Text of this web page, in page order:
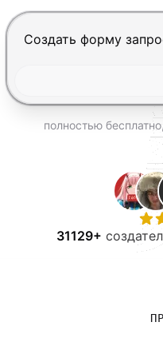
Нажмите Enter,
полностью
31129+